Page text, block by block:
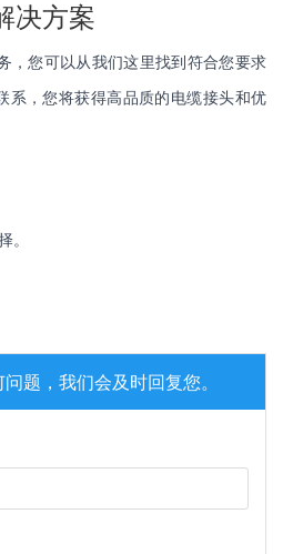
决方案
，您可以从我们这里找到符合您要求
系，您将获得高品质的电缆接头和优
。
题，我们会及时回复您。